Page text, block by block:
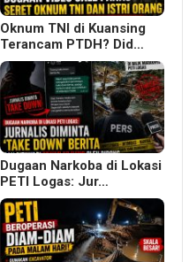
Oknum TNI di Kuansing
Terancam PTDH? Did…
Dugaan Narkoba di Lokasi
PETI Logas: Jur…